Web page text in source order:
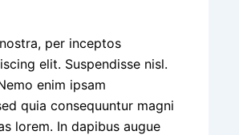
per inceptos
elit. Suspendisse nisl.
enim ipsam
quia consequuntur magni
lorem. In dapibus augue